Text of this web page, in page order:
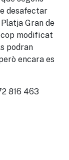
desafectar
Gran de
cop modificat
podran
encara es
816 463